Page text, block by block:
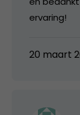
ervaring!
20 maart